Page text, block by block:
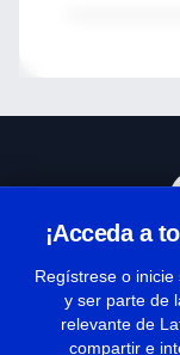
¡Acceda a
Regístrese o
y ser parte de
relevante de
compartir e